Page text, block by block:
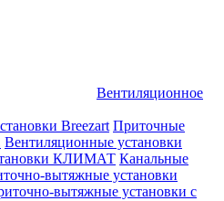
Вентиляционное
Breezart Приточные
Вентиляционные установки
КЛИМАТ Канальные
вытяжные установки
вытяжные установки с